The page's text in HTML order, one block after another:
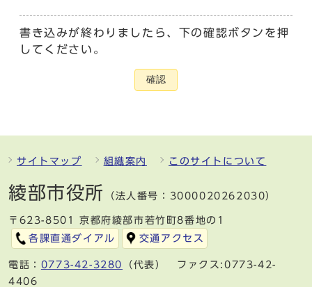
書き込みが終わりましたら、下の確認ボタンを押
してください。
確認
サイトマップ 組織案内 このサイトについて
綾部市役所 （法人番号：3000020262030）
〒623-8501 京都府綾部市若竹町8番地の1
各課直通ダイアル
交通アクセス
電話： 0773-42-3280
（代表） ファクス:0773-42-
4406